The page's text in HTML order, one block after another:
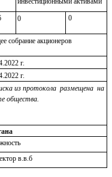
0 0
собрание акционеров
.2022 г.
.2022 г.
из протокола размещена на
общества.
в.в.б